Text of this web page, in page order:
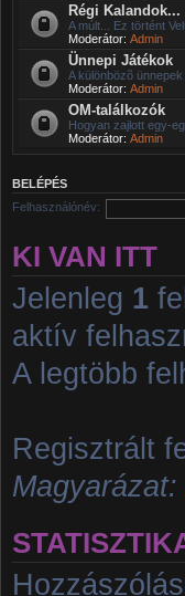
Régi Kalandok...
A múlt... Ez történt
Moderátor: Admin
Ünnepi Játékok
A különbözõ
Moderátor: Admin
OM-találkozók
Hogyan zajlott egy-
Moderátor: Admin
BELÉPÉS
Felhasználónév:
KI VAN ITT
Jelenleg 1
aktív
A legtöbb
Regisztrált
Magyarázat: